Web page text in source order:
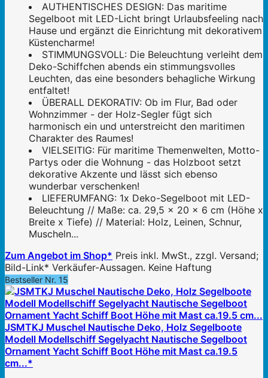
AUTHENTISCHES DESIGN: Das maritime
Segelboot mit LED-Licht bringt Urlaubsfeeling nach
Hause und ergänzt die Einrichtung mit dekorativem
Küstencharme!
STIMMUNGSVOLL: Die Beleuchtung verleiht dem
Deko-Schiffchen abends ein stimmungsvolles
Leuchten, das eine besonders behagliche Wirkung
entfaltet!
ÜBERALL DEKORATIV: Ob im Flur, Bad oder
Wohnzimmer - der Holz-Segler fügt sich
harmonisch ein und unterstreicht den maritimen
Charakter des Raumes!
VIELSEITIG: Für maritime Themenwelten, Motto-
Partys oder die Wohnung - das Holzboot setzt
dekorative Akzente und lässt sich ebenso
wunderbar verschenken!
LIEFERUMFANG: 1x Deko-Segelboot mit LED-
Beleuchtung // Maße: ca. 29,5 x 20 x 6 cm (Höhe x
Breite x Tiefe) // Material: Holz, Leinen, Schnur,
Muscheln...
Zum Angebot im Shop* Preis inkl. MwSt., zzgl. Versand;
Bild-Link* Verkäufer-Aussagen. Keine Haftung
Bestseller Nr. 15
JSMTKJ Muschel Nautische Deko, Holz Segelboote
Modell Modellschiff Segelyacht Nautische Segelboot
Ornament Yacht Schiff Boot Höhe mit Mast ca.19.5
cm...*